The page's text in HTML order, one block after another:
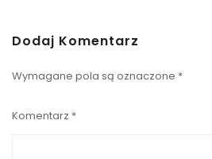
Dodaj Komentarz
Wymagane pola są oznaczone *
Komentarz *